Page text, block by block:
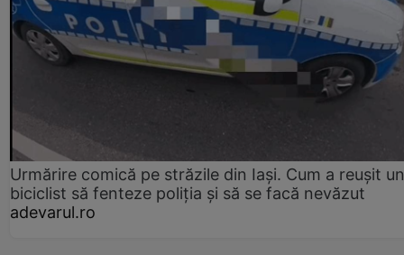
Urmărire comică pe străzile din Iași. Cum a reușit un
biciclist să fenteze poliția și să se facă nevăzut
adevarul.ro